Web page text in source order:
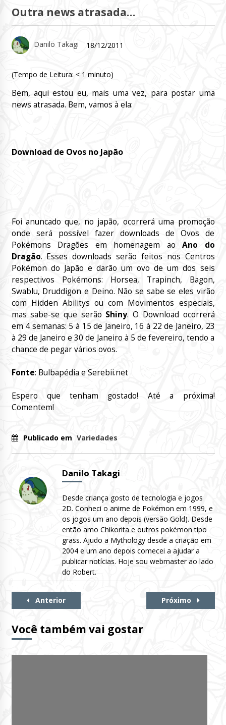
Outra news atrasada…
Danilo Takagi 18/12/2011
(Tempo de Leitura: < 1 minuto)
Bem, aqui estou eu, mais uma vez, para postar uma
news atrasada. Bem, vamos à ela:
Download de Ovos no Japão
Foi anuncado que, no japão, ocorrerá uma promoção
onde será possível fazer downloads de Ovos de
Pokémons Dragões em homenagem ao Ano do
Dragão. Esses downloads serão feitos nos Centros
Pokémon do Japão e darão um ovo de um dos seis
respectivos Pokémons: Horsea, Trapinch, Bagon,
Swablu, Druddigon e Deino. Não se sabe se eles virão
com Hidden Abilitys ou com Movimentos especiais,
mas sabe-se que serão Shiny. O Download ocorrerá
em 4 semanas: 5 à 15 de Janeiro, 16 à 22 de Janeiro, 23
à 29 de Janeiro e 30 de Janeiro à 5 de fevereiro, tendo a
chance de pegar vários ovos.
Fonte: Bulbapédia e Serebii.net
Espero que tenham gostado! Até a próxima!
Comentem!
Publicado em Variedades
Danilo Takagi
Desde criança gosto de tecnologia e jogos
2D. Conheci o anime de Pokémon em 1999, e
os jogos um ano depois (versão Gold). Desde
então amo Chikorita e outros pokémon tipo
grass. Ajudo a Mythology desde a criação em
2004 e um ano depois comecei a ajudar a
publicar notícias. Hoje sou webmaster ao lado
do Robert.
Continue
Anterior Próximo
Você também vai gostar